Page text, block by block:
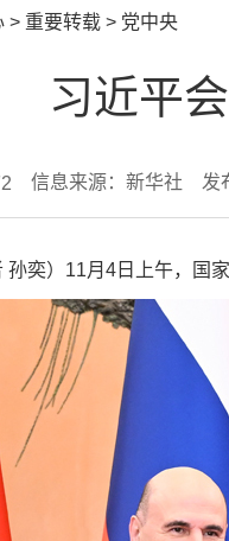
> 重要转载 > 党中央
习近平
信息来源：新华社 发
奕）11月4日上午，国